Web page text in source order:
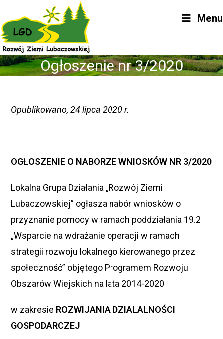
content
Menu
Ogłoszenie nr 3/2020
Opublikowano, 24 lipca 2020 r.
OGŁOSZENIE O NABORZE WNIOSKÓW NR 3/2020
Lokalna Grupa Działania „Rozwój Ziemi
Lubaczowskiej” ogłasza nabór wniosków o
przyznanie pomocy w ramach poddziałania 19.2
„Wsparcie na wdrażanie operacji w ramach
strategii rozwoju lokalnego kierowanego przez
społeczność” objętego Programem Rozwoju
Obszarów Wiejskich na lata 2014-2020
w zakresie ROZWIJANIA DZIALALNOŚCI
GOSPODARCZEJ